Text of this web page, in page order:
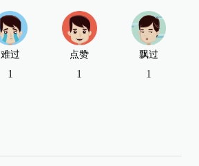
难过
1
点赞
1
飘过
1